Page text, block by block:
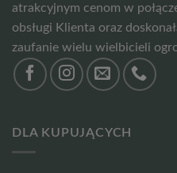
atrakcyjnym cenom w
obsługi Klienta oraz
zaufanie wielu wielbicieli
DLA KUPUJĄCYCH